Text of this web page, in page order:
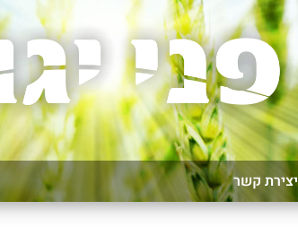
יצירת קשר